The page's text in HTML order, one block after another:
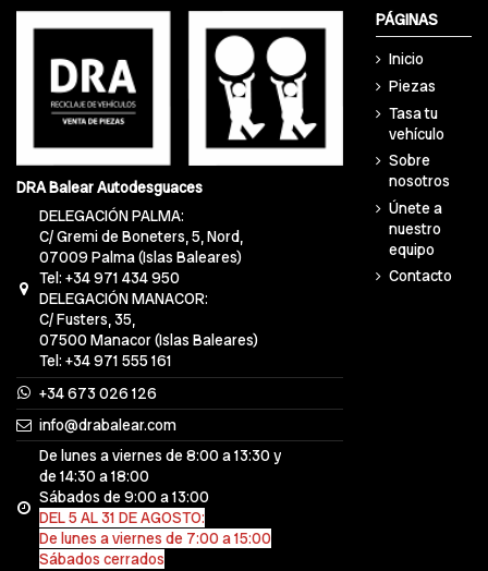
DRA Balear Autodesguaces
DELEGACIÓN PALMA:
C/ Gremi de Boneters, 5, Nord,
07009 Palma (Islas Baleares)
Tel: +34 971 434 950
DELEGACIÓN MANACOR:
C/ Fusters, 35,
07500 Manacor (Islas Baleares)
Tel: +34 971 555 161
+34 673 026 126
info@drabalear.com
De lunes a viernes de 8:00 a 13:30 y
de 14:30 a 18:00
Sábados de 9:00 a 13:00
DEL 5 AL 31 DE AGOSTO:
De lunes a viernes de 7:00 a 15:00
Sábados cerrados
PÁGINAS
Inicio
Piezas
Tasa tu
vehículo
Sobre
nosotros
Únete a
nuestro
equipo
Contacto